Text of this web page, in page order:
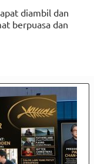
diambil dan
berpuasa dan